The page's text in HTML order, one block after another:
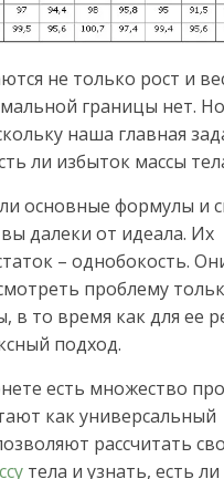
не только рост и
границы нет.
наша главная
ли избыток массы
основные формулы и
далеки от идеала. Их
– однобокость.
проблему
в то время как для ее
подход.
есть множество
как универсальный
рассчитать
тела и узнать, есть ли